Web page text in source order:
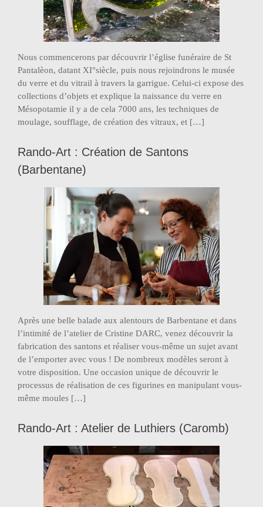
Nous commencerons par découvrir l’église funéraire de St
Pantalèon, datant XI°siècle, puis nous rejoindrons le musée
du verre et du vitrail à travers la garrigue. Celui-ci expose des
collections d’objets et explique la naissance du verre en
Mésopotamie il y a de cela 7000 ans, les techniques de
moulage, soufflage, de création des vitraux, et […]
Rando-Art : Création de Santons
(Barbentane)
Après une belle balade aux alentours de Barbentane et dans
l’intimité de l’atelier de Cristine DARC, venez découvrir la
fabrication des santons et réaliser vous-même un sujet avant
de l’emporter avec vous ! De nombreux modèles seront à
votre disposition. Une occasion unique de découvrir le
processus de réalisation de ces figurines en manipulant vous-
même moules […]
Rando-Art : Atelier de Luthiers (Caromb)